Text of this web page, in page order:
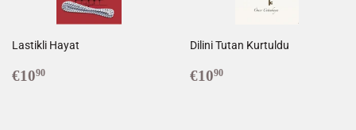
Lastikli Hayat
Prix
€1090
Dilini Tutan Kurtuldu
Prix
€1090